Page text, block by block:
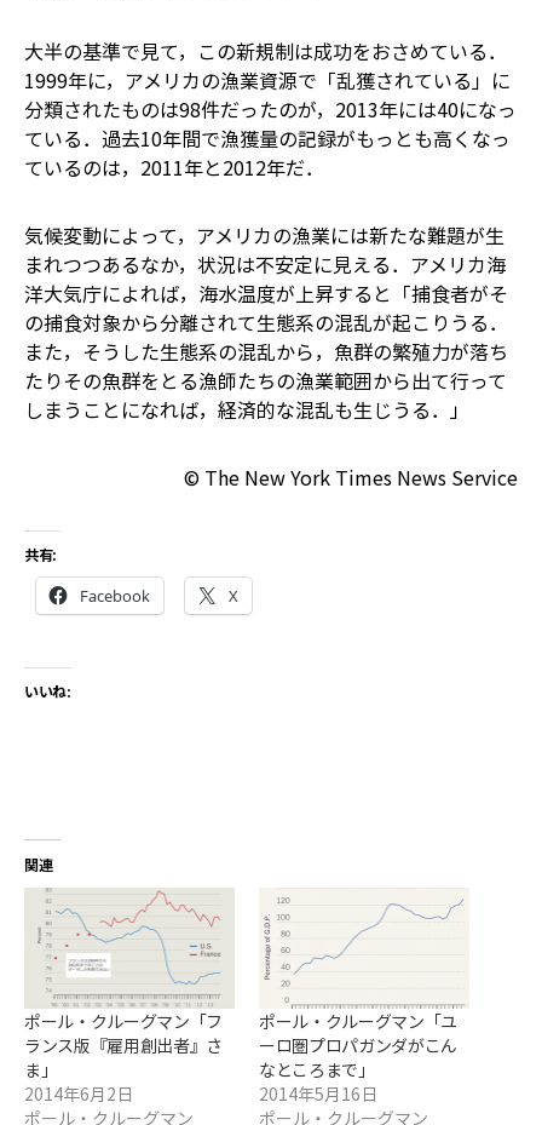
大半の基準で見て，この新規制は成功をおさめている．
1999年に，アメリカの漁業資源で「乱獲されている」に
分類されたものは98件だったのが，2013年には40になっ
ている．過去10年間で漁獲量の記録がもっとも高くなっ
ているのは，2011年と2012年だ．
気候変動によって，アメリカの漁業には新たな難題が生
まれつつあるなか，状況は不安定に見える．アメリカ海
洋大気庁によれば，海水温度が上昇すると「捕食者がそ
の捕食対象から分離されて生態系の混乱が起こりうる．
また，そうした生態系の混乱から，魚群の繁殖力が落ち
たりその魚群をとる漁師たちの漁業範囲から出て行って
しまうことになれば，経済的な混乱も生じうる．」
© The New York Times News Service
共有:
Facebook X
いいね:
関連
ポール・クルーグマン「フ
ランス版『雇用創出者』さ
ま」
2014年6月2日
ポール・クルーグマン
ポール・クルーグマン「ユ
ーロ圏プロパガンダがこん
なところまで」
2014年5月16日
ポール・クルーグマン